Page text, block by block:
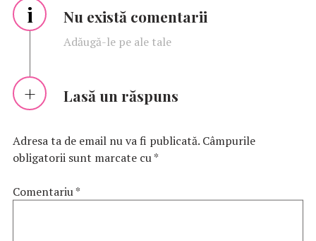
i Nu există comentarii
Adăugă-le pe ale tale
Lasă un răspuns
Adresa ta de email nu va fi publicată. Câmpurile
obligatorii sunt marcate cu*
Comentariu*